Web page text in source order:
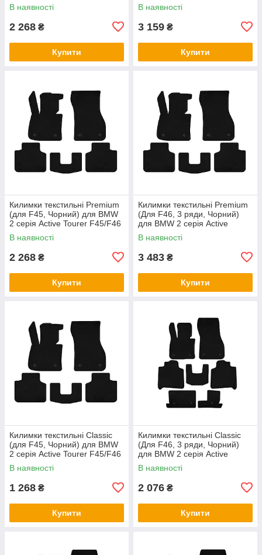
рр
В наявності
2 268 ₴
Купити
рр
В наявності
3 159 ₴
Купити
Килимки текстильні Premium
(для F45, Чорний) для BMW
2 серія Active Tourer F45/F46
2014-2021 рр
В наявності
2 268 ₴
Купити
Килимки текстильні Premium
(Для F46, 3 ряди, Чорний)
для BMW 2 серія Active
Tourer F45/F46 2014-2021 рр
В наявності
3 483 ₴
Купити
Килимки текстильні Classic
(для F45, Чорний) для BMW
2 серія Active Tourer F45/F46
2014-2021 рр
В наявності
1 268 ₴
Купити
Килимки текстильні Classic
(Для F46, 3 ряди, Чорний)
для BMW 2 серія Active
Tourer F45/F46 2014-2021 рр
В наявності
2 076 ₴
Купити